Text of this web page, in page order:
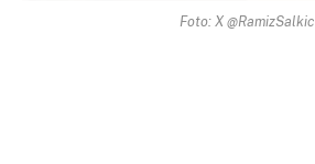
Foto: X @RamizSalkic